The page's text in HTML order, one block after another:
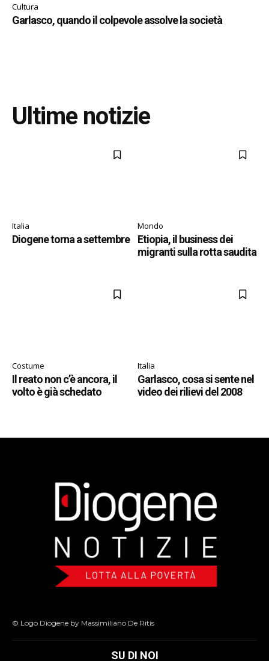
Cultura
Garlasco, quando il colpevole assolve la società
Ultime notizie
Italia
Diogene torna a settembre
Mondo
Etiopia, il business dei
migranti sulla rotta saudita
Costume
Il reato non c’è ancora, il
volto è già schedato
Italia
Garlasco, cosa si sente nel
video dei rilievi del 2008
© Logo Diogene by Massimiliano De Ritis
SU DI NOI